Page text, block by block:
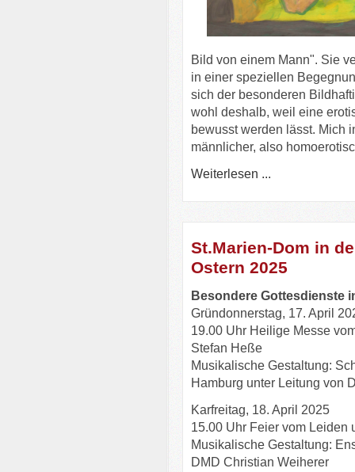
Bild von einem Mann". Sie
in einer speziellen
sich der besonderen
wohl deshalb, weil eine
bewusst werden lässt. Mich
männlicher, also
Weiterlesen ...
St.Marien-Dom in
Ostern 2025
Besondere Gottesdienste
Gründonnerstag, 17. April
19.00 Uhr Heilige Messe
Stefan Heße
Musikalische Gestaltung:
Hamburg unter Leitung von
Karfreitag, 18. April 2025
15.00 Uhr Feier vom Leiden
Musikalische Gestaltung:
DMD Christian Weiherer